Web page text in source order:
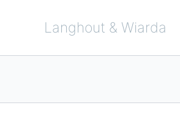
Langhout & Wiarda